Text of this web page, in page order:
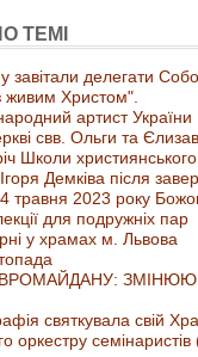
ТЕМІ
завітали делегати
живим Христом".
артист України
свв. Ольги та
Школи
Демківа після
травня 2023 року
для подружніх пар
у храмах м. Львова
святкувала свій
оркестру семінаристів